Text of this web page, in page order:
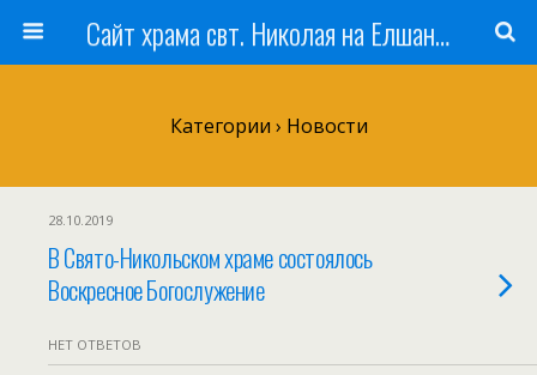
Сайт храма свт. Николая на Елшанском кладбище г. Саратова
Категории › Новости
28.10.2019
В Свято-Никольском храме состоялось
Воскресное Богослужение
НЕТ ОТВЕТОВ